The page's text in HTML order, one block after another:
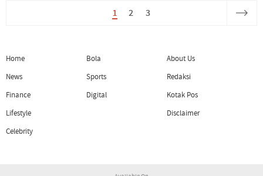
1 2 3
Home
News
Finance
Lifestyle
Celebrity
Bola
Sports
Digital
About Us
Redaksi
Kotak Pos
Disclaimer